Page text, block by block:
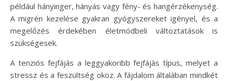
például hányinger, hányás vagy fény- és hangérzékenység.
A migrén kezelése gyakran gyógyszereket igényel, és a
megelőzés érdekében életmódbeli változtatások is
szükségesek.
A tenziós fejfájás a leggyakoribb fejfájás típus, melyet a
stressz és a feszültség okoz. A fájdalom általában mindkét